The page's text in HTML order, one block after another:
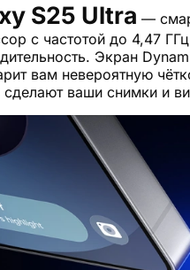
S25 Ultra —
с частотой до 4,47
Экран
вам невероятную
ваши снимки и